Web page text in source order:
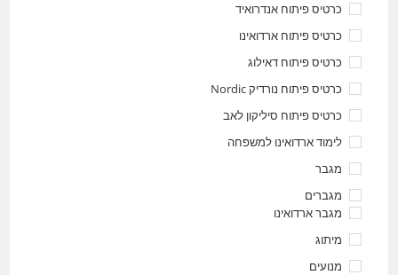
כרטיס פיתוח אנדרואיד
כרטיס פיתוח ארדואינו
כרטיס פיתוח דאילוג
כרטיס פיתוח נורדיק Nordic
כרטיס פיתוח סיליקון לאב
לימוד ארדואינו למשפחה
מגבר
מגברים
מגבר ארדואינו
מיתוג
מנועים